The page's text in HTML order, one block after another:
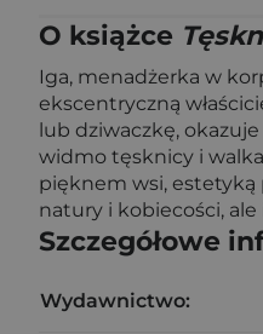
O książce
Iga, menadżerka w
ekscentryczną
lub dziwaczkę,
widmo tęsknicy i
pięknem wsi, estetyką
natury i kobiecości,
Szczegółowe
Wydawnictwo: